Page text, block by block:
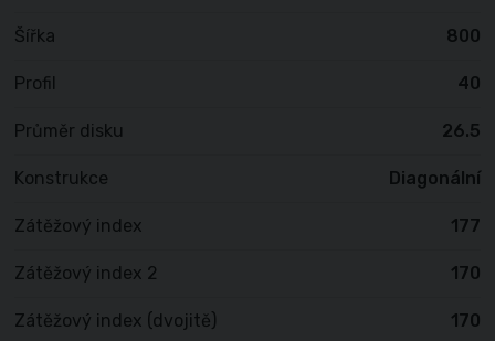
Šířka 800
Profil 40
Průměr disku 26.5
Konstrukce Diagonální
Zátěžový index 177
Zátěžový index 2 170
Zátěžový index (dvojitě) 170